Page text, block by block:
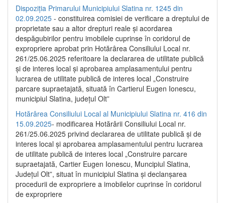
Dispoziția Primarului Municipiului Slatina nr. 1245 din
02.09.2025 - constituirea comisiei de verificare a dreptului de
proprietate sau a altor drepturi reale și acordarea
despăgubirilor pentru imobilele cuprinse în coridorul de
expropriere aprobat prin Hotărârea Consiliului Local nr.
261/25.06.2025 referitoare la declararea de utilitate publică
și de interes local și aprobarea amplasamentului pentru
lucrarea de utilitate publică de interes local „Construire
parcare supraetajată, situată în Cartierul Eugen Ionescu,
municipiul Slatina, județul Olt”
Hotărârea Consiliului Local al Municipiului Slatina nr. 416 din
15.09.2025- modificarea Hotărârii Consiliului Local nr.
261/25.06.2025 privind declararea de utilitate publică și de
interes local și aprobarea amplasamentului pentru lucrarea
de utilitate publică de interes local „Construire parcare
supraetajată, Cartier Eugen Ionescu, Muncipiul Slatina,
Județul Olt”, situat în municipiul Slatina și declanșarea
procedurii de expropriere a imobilelor cuprinse în coridorul
de expropriere